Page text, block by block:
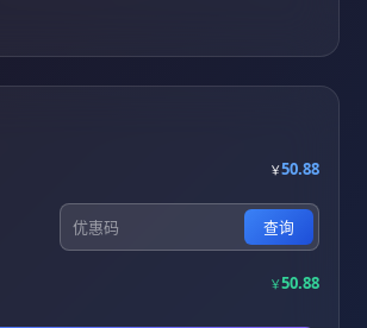
￥50.88
查询
￥50.88